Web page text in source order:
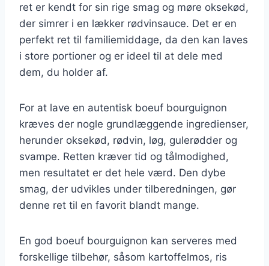
ret er kendt for sin rige smag og møre oksekød,
der simrer i en lækker rødvinsauce. Det er en
perfekt ret til familiemiddage, da den kan laves
i store portioner og er ideel til at dele med
dem, du holder af.
For at lave en autentisk boeuf bourguignon
kræves der nogle grundlæggende ingredienser,
herunder oksekød, rødvin, løg, gulerødder og
svampe. Retten kræver tid og tålmodighed,
men resultatet er det hele værd. Den dybe
smag, der udvikles under tilberedningen, gør
denne ret til en favorit blandt mange.
En god boeuf bourguignon kan serveres med
forskellige tilbehør, såsom kartoffelmos, ris